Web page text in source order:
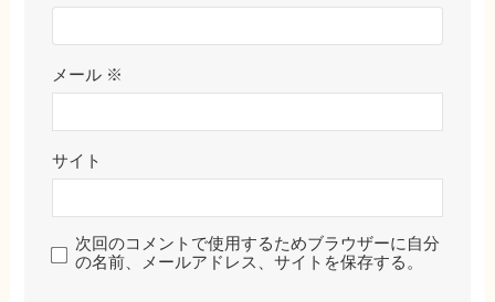
メール ※
サイト
次回のコメントで使用するためブラウザーに自分
の名前、メールアドレス、サイトを保存する。